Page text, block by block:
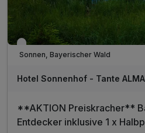
Verfügbar bis Dezember
Sonnen, Bayerischer Wald
Hotel Sonnenhof - Tante
**AKTION Preiskracher**
Entdecker inklusive 1 x